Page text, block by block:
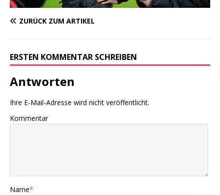
ZURÜCK ZUM ARTIKEL
ERSTEN KOMMENTAR SCHREIBEN
Antworten
Ihre E-Mail-Adresse wird nicht veröffentlicht.
Kommentar
Name*